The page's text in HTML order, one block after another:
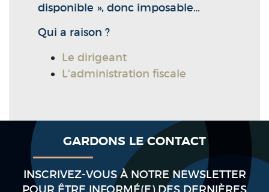
disponible », donc imposable…
Qui a raison ?
Le dirigeant
L'administration fiscale
GARDONS LE CONTACT
INSCRIVEZ-VOUS À NOTRE NEWSLETTER